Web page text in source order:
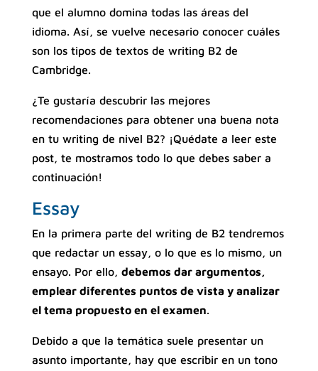
que el alumno domina todas las áreas del
idioma. Así, se vuelve necesario conocer cuáles
son los tipos de textos de writing B2 de
Cambridge.
¿Te gustaría descubrir las mejores
recomendaciones para obtener una buena nota
en tu writing de nivel B2? ¡Quédate a leer este
post, te mostramos todo lo que debes saber a
continuación!
Essay
En la primera parte del writing de B2 tendremos
que redactar un essay, o lo que es lo mismo, un
ensayo. Por ello, debemos dar argumentos,
emplear diferentes puntos de vista y analizar
el tema propuesto en el examen.
Debido a que la temática suele presentar un
asunto importante, hay que escribir en un tono